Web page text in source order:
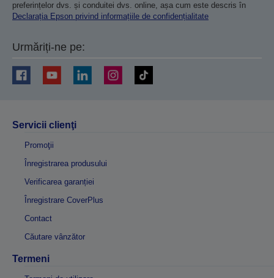
preferințelor dvs. și conduitei dvs. online, așa cum este descris în
Declarația Epson privind informațiile de confidențialitate
Urmăriți-ne pe:
Servicii clienţi
Promoţii
Înregistrarea produsului
Verificarea garanției
Înregistrare CoverPlus
Contact
Căutare vânzător
Termeni